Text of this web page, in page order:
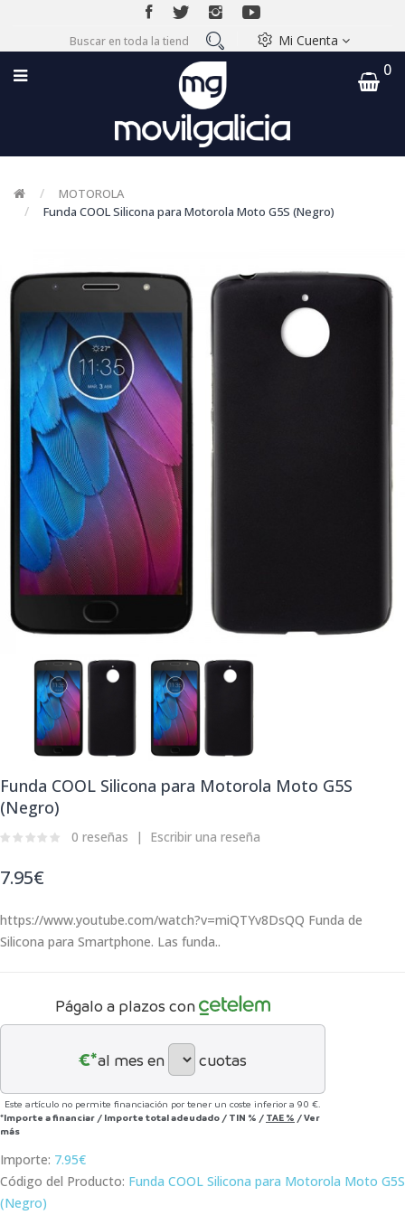
Mi Cuenta
0
MOTOROLA
Funda COOL Silicona para Motorola Moto G5S (Negro)
Funda COOL Silicona para Motorola Moto G5S
(Negro)
0 reseñas Escribir una reseña
7.95€
https://www.youtube.com/watch?v=miQTYv8DsQQ Funda de
Silicona para Smartphone. Las funda..
Págalo a plazos con
€*al mes en cuotas
Este artículo no permite financiación por tener un coste inferior a 90 €.
*Importe a financiar / Importe total adeudado / TIN % / TAE % /Ver
más
Importe: 7.95€
Código del Producto: Funda COOL Silicona para Motorola Moto G5S
(Negro)